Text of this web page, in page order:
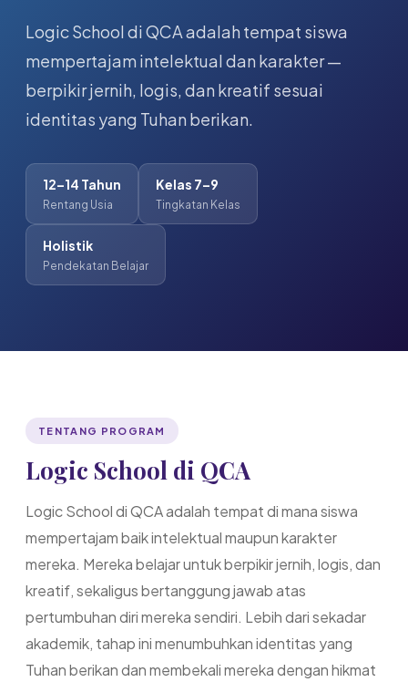
Logic School di QCA adalah tempat siswa
mempertajam intelektual dan karakter —
berpikir jernih, logis, dan kreatif sesuai
identitas yang Tuhan berikan.
12–14 Tahun
Rentang Usia
Kelas 7–9
Tingkatan Kelas
Holistik
Pendekatan Belajar
TENTANG PROGRAM
Logic School di QCA
Logic School di QCA adalah tempat di mana siswa
mempertajam baik intelektual maupun karakter
mereka. Mereka belajar untuk berpikir jernih, logis, dan
kreatif, sekaligus bertanggung jawab atas
pertumbuhan diri mereka sendiri. Lebih dari sekadar
akademik, tahap ini menumbuhkan identitas yang
Tuhan berikan dan membekali mereka dengan hikmat